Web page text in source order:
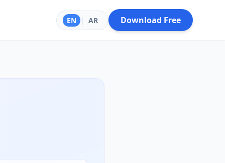
EN | AR Download Free